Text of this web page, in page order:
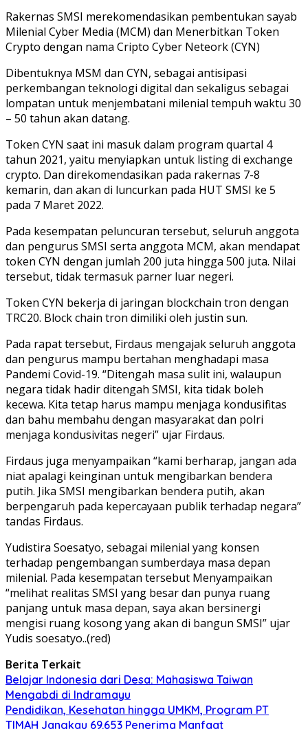
Rakernas SMSI merekomendasikan pembentukan sayab
Milenial Cyber Media (MCM) dan Menerbitkan Token
Crypto dengan nama Cripto Cyber Neteork (CYN)
Dibentuknya MSM dan CYN, sebagai antisipasi
perkembangan teknologi digital dan sekaligus sebagai
lompatan untuk menjembatani milenial tempuh waktu 30
– 50 tahun akan datang.
Token CYN saat ini masuk dalam program quartal 4
tahun 2021, yaitu menyiapkan untuk listing di exchange
crypto. Dan direkomendasikan pada rakernas 7-8
kemarin, dan akan di luncurkan pada HUT SMSI ke 5
pada 7 Maret 2022.
Pada kesempatan peluncuran tersebut, seluruh anggota
dan pengurus SMSI serta anggota MCM, akan mendapat
token CYN dengan jumlah 200 juta hingga 500 juta. Nilai
tersebut, tidak termasuk parner luar negeri.
Token CYN bekerja di jaringan blockchain tron dengan
TRC20. Block chain tron dimiliki oleh justin sun.
Pada rapat tersebut, Firdaus mengajak seluruh anggota
dan pengurus mampu bertahan menghadapi masa
Pandemi Covid-19. “Ditengah masa sulit ini, walaupun
negara tidak hadir ditengah SMSI, kita tidak boleh
kecewa. Kita tetap harus mampu menjaga kondusifitas
dan bahu membahu dengan masyarakat dan polri
menjaga kondusivitas negeri” ujar Firdaus.
Firdaus juga menyampaikan “kami berharap, jangan ada
niat apalagi keinginan untuk mengibarkan bendera
putih. Jika SMSI mengibarkan bendera putih, akan
berpengaruh pada kepercayaan publik terhadap negara”
tandas Firdaus.
Yudistira Soesatyo, sebagai milenial yang konsen
terhadap pengembangan sumberdaya masa depan
milenial. Pada kesempatan tersebut Menyampaikan
“melihat realitas SMSI yang besar dan punya ruang
panjang untuk masa depan, saya akan bersinergi
mengisi ruang kosong yang akan di bangun SMSI” ujar
Yudis soesatyo..(red)
Berita Terkait
Belajar Indonesia dari Desa: Mahasiswa Taiwan
Mengabdi di Indramayu
Pendidikan, Kesehatan hingga UMKM, Program PT
TIMAH Jangkau 69.653 Penerima Manfaat